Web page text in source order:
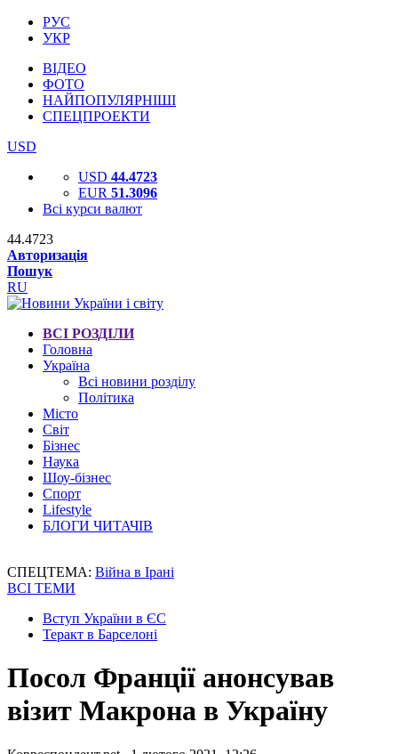
РУС
УКР
ВІДЕО
ФОТО
НАЙПОПУЛЯРНІШІ
СПЕЦПРОЕКТИ
USD
USD 44.4723
EUR 51.3096
Всі курси валют
44.4723
Авторизація
Пошук
RU
ВСІ РОЗДІЛИ
Головна
Україна
Всі новини розділу
Політика
Місто
Світ
Бізнес
Наука
Шоу-бізнес
Спорт
Lifestyle
БЛОГИ ЧИТАЧІВ
СПЕЦТЕМА: Війна в Ірані
ВСІ ТЕМИ
Вступ України в ЄС
Теракт в Барселоні
Посол Франції анонсував
візит Макрона в Україну